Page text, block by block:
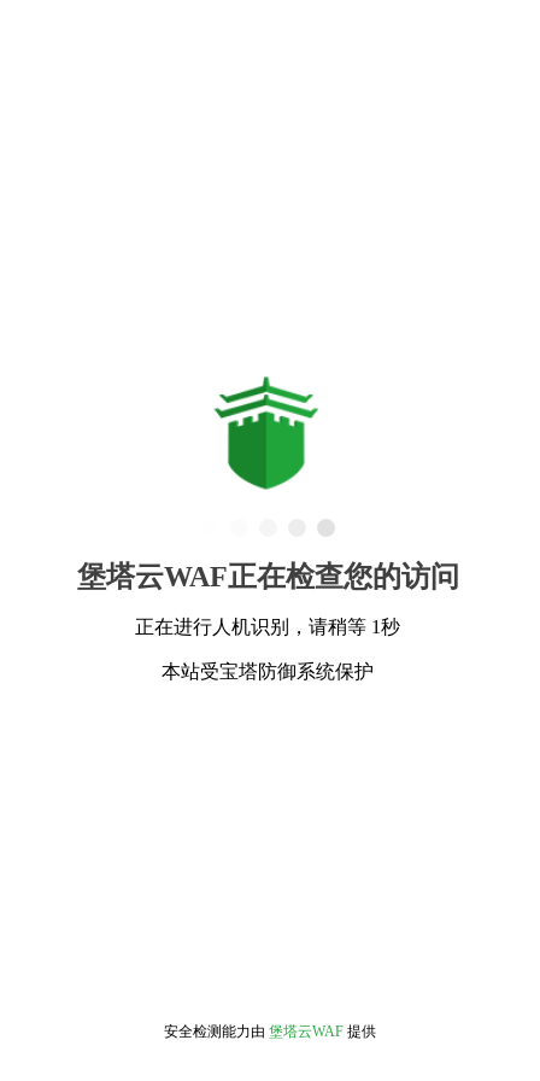
堡塔云WAF正在检查您的访问
正在进行人机识别，请稍等 1秒
本站受宝塔防御系统保护
安全检测能力由 堡塔云WAF 提供